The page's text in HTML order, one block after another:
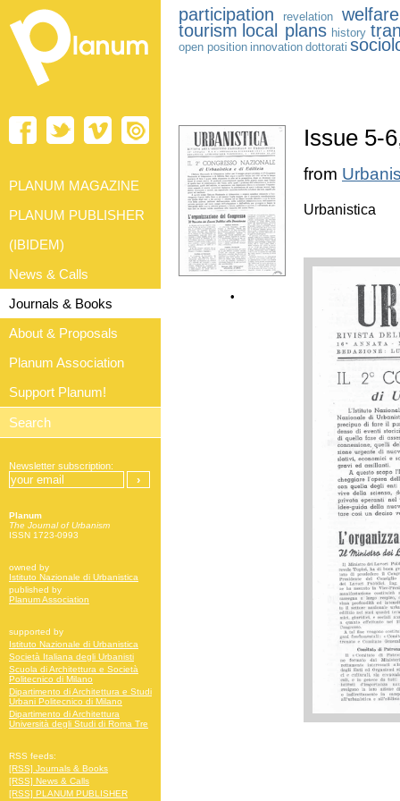
participation revelation
welfare
tourism local plans history
open position innovation dottorati
•
Issue 5-
from
Urbanistica
PLANUM MAGAZINE
PLANUM PUBLISHER
(IBIDEM)
News & Calls
Journals & Books
About & Proposals
Planum Association
Support Planum!
Newsletter subscription:
Planum
The Journal of Urbanism
ISSN 1723-0993
owned by
Istituto Nazionale di Urbanistica
published by
Planum Association
supported by
Istituto Nazionale di Urbanistica
Società Italiana degli Urbanisti
Scuola di Architettura e Società
Politecnico di Milano
Dipartimento di Architettura e Studi
Urbani Politecnico di Milano
Dipartimento di Architettura
Università degli Studi di Roma Tre
RSS feeds:
[RSS] Journals & Books
[RSS] News & Calls
[RSS] PLANUM PUBLISHER